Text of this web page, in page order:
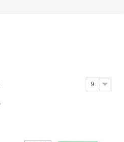
96